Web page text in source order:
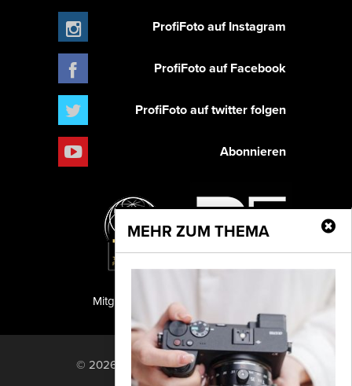
MEHR ZUM THEMA
ProfiFoto auf Instagram
ProfiFoto auf Facebook
ProfiFoto auf twitter folgen
Abonnieren
Mitglied der TIPA
© 2026 PF Publishing GmbH. All rights